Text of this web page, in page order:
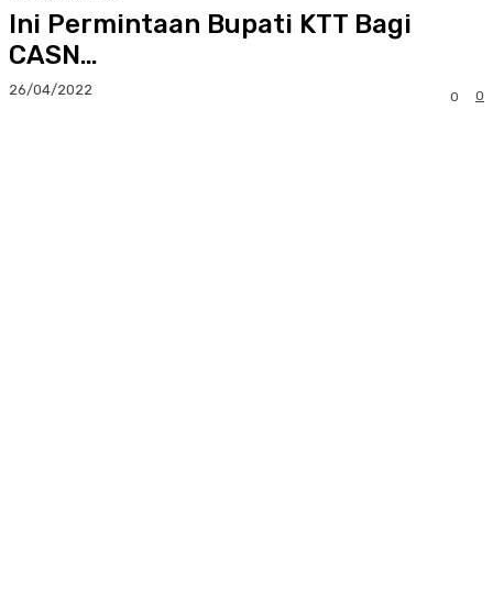
Ini Permintaan Bupati KTT Bagi
CASN…
26/04/2022 0
0